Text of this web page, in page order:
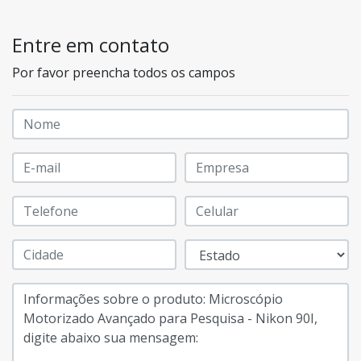
Entre em contato
Por favor preencha todos os campos